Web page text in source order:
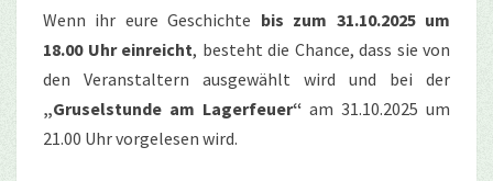
Wenn ihr eure Geschichte bis zum 31.10.2025 um
18.00 Uhr einreicht, besteht die Chance, dass sie von
den Veranstaltern ausgewählt wird und bei der
„Gruselstunde am Lagerfeuer“ am 31.10.2025 um
21.00 Uhr vorgelesen wird.